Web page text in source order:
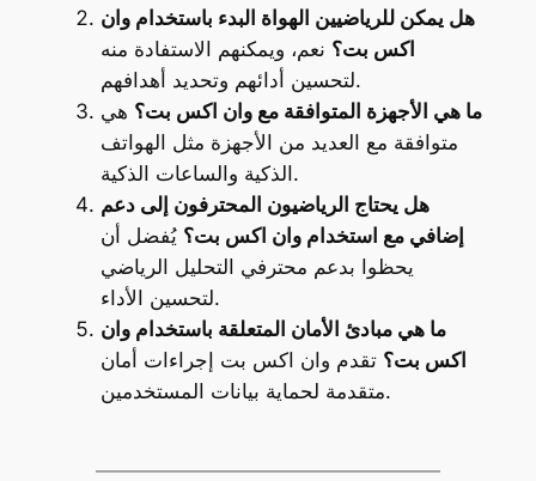
هل يمكن للرياضيين الهواة البدء باستخدام وان
اكس بت؟ نعم، ويمكنهم الاستفادة منه
لتحسين أدائهم وتحديد أهدافهم.
ما هي الأجهزة المتوافقة مع وان اكس بت؟ هي
متوافقة مع العديد من الأجهزة مثل الهواتف
الذكية والساعات الذكية.
هل يحتاج الرياضيون المحترفون إلى دعم
إضافي مع استخدام وان اكس بت؟ يُفضل أن
يحظوا بدعم محترفي التحليل الرياضي
لتحسين الأداء.
ما هي مبادئ الأمان المتعلقة باستخدام وان
اكس بت؟ تقدم وان اكس بت إجراءات أمان
متقدمة لحماية بيانات المستخدمين.